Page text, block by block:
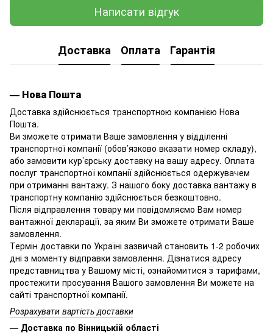
Написати відгук
Доставка Оплата Гарантія
— Нова Пошта
Доставка здійснюється транспортною компанією Нова
Пошта.
Ви зможете отримати Ваше замовлення у відділенні
транспортної компанії (обов’язково вказати номер складу),
або замовити кур’єрську доставку на вашу адресу. Оплата
послуг транспортної компанії здійснюється одержувачем
при отриманні вантажу. З нашого боку доставка вантажу в
транспортну компанію здійснюється безкоштовно.
Після відправлення товару ми повідомляємо Вам номер
вантажної декларації, за яким Ви зможете отримати Ваше
замовлення.
Термін доставки по Україні зазвичай становить 1-2 робочих
дні з моменту відправки замовлення. Дізнатися адресу
представництва у Вашому місті, ознайомитися з тарифами,
простежити просування Вашого замовлення Ви можете на
сайті транспортної компанії.
Розрахувати вартість доставки
— Доставка по Вінницькій області